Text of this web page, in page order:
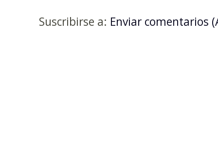
Suscribirse a: Enviar comentarios